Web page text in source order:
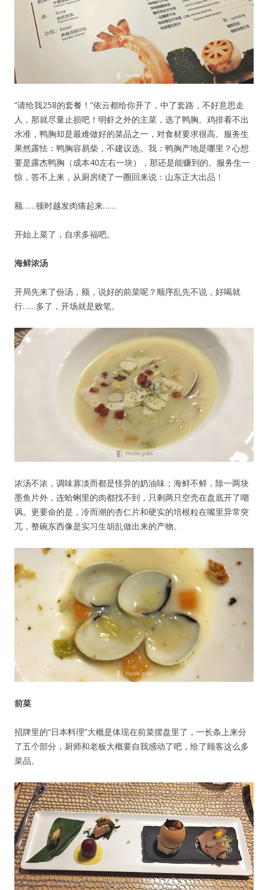
“请给我258的套餐！”依云都给你开了，中了套路，不好意思走
人，那就尽量止损吧！明虾之外的主菜，选了鸭胸。鸡排看不出
水准，鸭胸却是最难做好的菜品之一，对食材要求很高。服务生
果然露怯：鸭胸容易柴，不建议选。我：鸭胸产地是哪里？心想
要是露杰鸭胸（成本40左右一块），那还是能赚到的。服务生一
惊，答不上来，从厨房绕了一圈回来说：山东正大出品！
额……顿时越发肉痛起来……
开始上菜了，自求多福吧。
海鲜浓汤
开局先来了份汤，额，说好的前菜呢？顺序乱先不说，好喝就
行……多了，开场就是败笔。
浓汤不浓，调味寡淡而都是怪异的奶油味；海鲜不鲜，除一两块
墨鱼片外，连蛤蜊里的肉都找不到，只剩两只空壳在盘底开了嘲
讽。更要命的是，冷而潮的杏仁片和硬实的培根粒在嘴里异常突
兀，整碗东西像是实习生胡乱做出来的产物。
前菜
招牌里的“日本料理”大概是体现在前菜摆盘里了，一长条上来分
了五个部分，厨师和老板大概要自我感动了吧，给了顾客这么多
菜品。